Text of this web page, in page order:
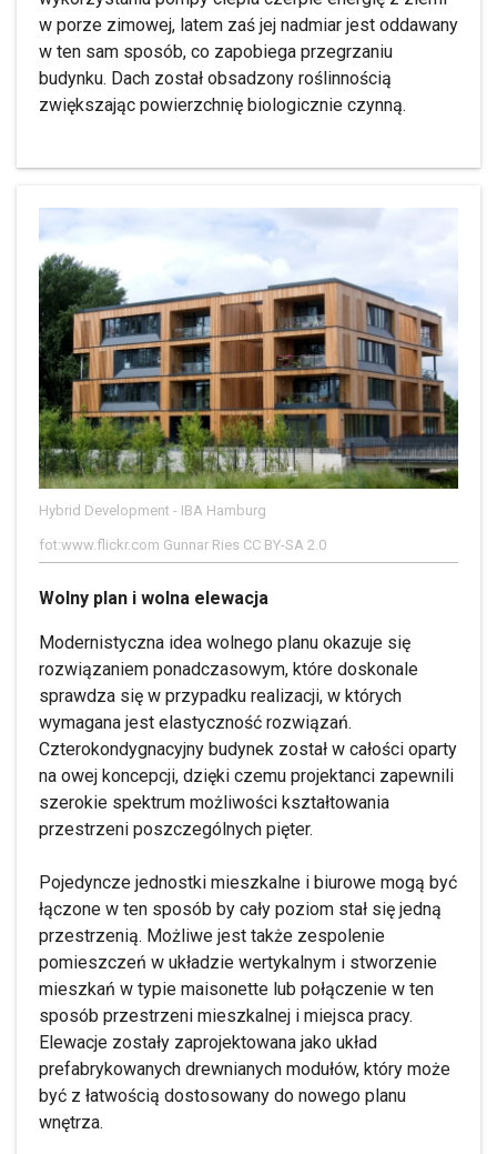
w porze zimowej, latem zaś jej nadmiar jest oddawany
w ten sam sposób, co zapobiega przegrzaniu
budynku. Dach został obsadzony roślinnością
zwiększając powierzchnię biologicznie czynną.
Hybrid Development - IBA Hamburg
fot:www.flickr.com Gunnar Ries CC BY-SA 2.0
Wolny plan i wolna elewacja
Modernistyczna idea wolnego planu okazuje się
rozwiązaniem ponadczasowym, które doskonale
sprawdza się w przypadku realizacji, w których
wymagana jest elastyczność rozwiązań.
Czterokondygnacyjny budynek został w całości oparty
na owej koncepcji, dzięki czemu projektanci zapewnili
szerokie spektrum możliwości kształtowania
przestrzeni poszczególnych pięter.
Pojedyncze jednostki mieszkalne i biurowe mogą być
łączone w ten sposób by cały poziom stał się jedną
przestrzenią. Możliwe jest także zespolenie
pomieszczeń w układzie wertykalnym i stworzenie
mieszkań w typie maisonette lub połączenie w ten
sposób przestrzeni mieszkalnej i miejsca pracy.
Elewacje zostały zaprojektowana jako układ
prefabrykowanych drewnianych modułów, który może
być z łatwością dostosowany do nowego planu
wnętrza.